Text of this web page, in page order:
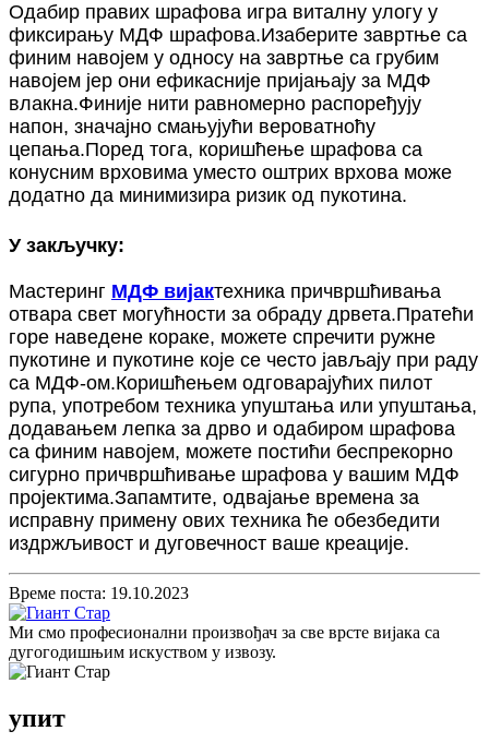
Одабир правих шрафова игра виталну улогу у
фиксирању МДФ шрафова.Изаберите завртње са
финим навојем у односу на завртње са грубим
навојем јер они ефикасније пријањају за МДФ
влакна.Финије нити равномерно распоређују
напон, значајно смањујући вероватноћу
цепања.Поред тога, коришћење шрафова са
конусним врховима уместо оштрих врхова може
додатно да минимизира ризик од пукотина.
У закључку:
Мастеринг МДФ вијактехника причвршћивања
отвара свет могућности за обраду дрвета.Пратећи
горе наведене кораке, можете спречити ружне
пукотине и пукотине које се често јављају при раду
са МДФ-ом.Коришћењем одговарајућих пилот
рупа, употребом техника упуштања или упуштања,
додавањем лепка за дрво и одабиром шрафова
са финим навојем, можете постићи беспрекорно
сигурно причвршћивање шрафова у вашим МДФ
пројектима.Запамтите, одвајање времена за
исправну примену ових техника ће обезбедити
издржљивост и дуговечност ваше креације.
Време поста: 19.10.2023
Ми смо професионални произвођач за све врсте вијака са
дугогодишњим искуством у извозу.
упит